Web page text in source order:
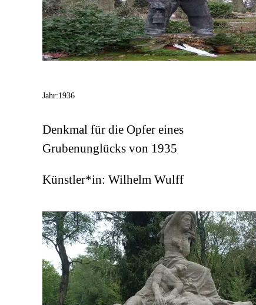
Jahr:1936
Denkmal für die Opfer eines
Grubenunglücks von 1935
Künstler*in: Wilhelm Wulff